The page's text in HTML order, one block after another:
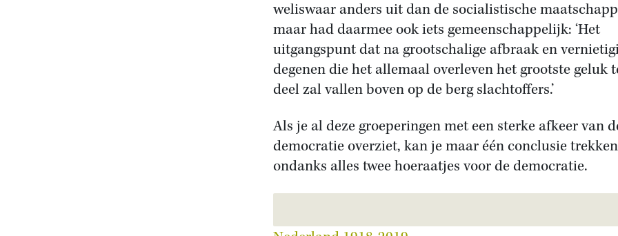
weliswaar anders uit dan de socialistische
maar had daarmee ook iets gemeenschappelijk: ‘Het
uitgangspunt dat na grootschalige afbraak en
degenen die het allemaal overleven het grootste geluk
deel zal vallen boven op de berg slachtoffers.’
Als je al deze groeperingen met een sterke afkeer van
democratie overziet, kan je maar één conclusie
ondanks alles twee hoeraatjes voor de democratie.